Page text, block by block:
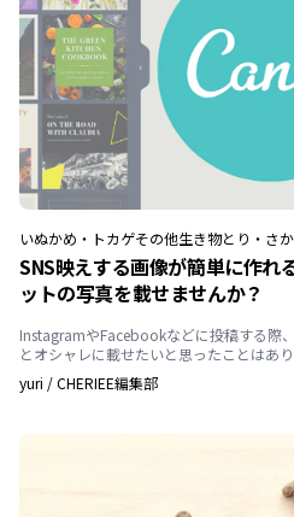
いぬかめ・トカゲその他生き物とり・さ
SNS映えする画像が簡単に作れ
ットの写真を載せませんか？
InstagramやFacebookなどに投稿する際
とオシャレに載せたいと思ったことはあ
yuri /CHERIEE編集部